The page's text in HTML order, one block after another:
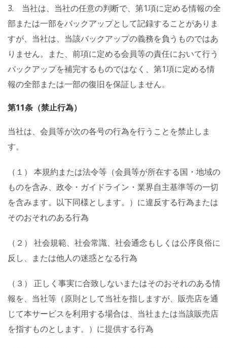
3. 当社は、当社の任意の判断で、第1項に定める情報の全
部または一部をバックアップとして記録することがありま
すが、当社は、当該バックアップの義務を負うものではあ
りません。また、前項に定める会員等の責任において行う
バックアップを補完するものではなく、第1項に定める情
報の全部または一部の復旧を保証しません。
第11条（禁止行為）
当社は、会員等が次の各号の行為を行うことを禁止しま
す。
（１） 本規約または法令等（会員等が所在する国・地域の
ものを含み、政令・ガイドライン・業界自主基準等の一切
を含みます。以下同様とします。）に違反する行為または
そのおそれのある行為
（２） 社会規範、社会常識、社会通念もしくは公序良俗に
反し、または他人の迷惑となる行為
（３） 正しく事実に合致しないまたはそのおそれのある情
報を、当社等（原則として当社を指しますが、販売店を通
じて本サービスを利用する場合は、当社または当該販売店
を指すものとします。）に提供する行為